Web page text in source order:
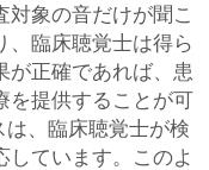
対象の音だけが聞こ
、臨床聴覚士は得ら
が正確であれば、患
を提供することが可
、臨床聴覚士が検
ています。このよ